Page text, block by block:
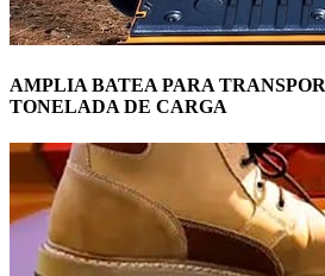
AMPLIA BATEA PARA
TONELADA DE CARGA